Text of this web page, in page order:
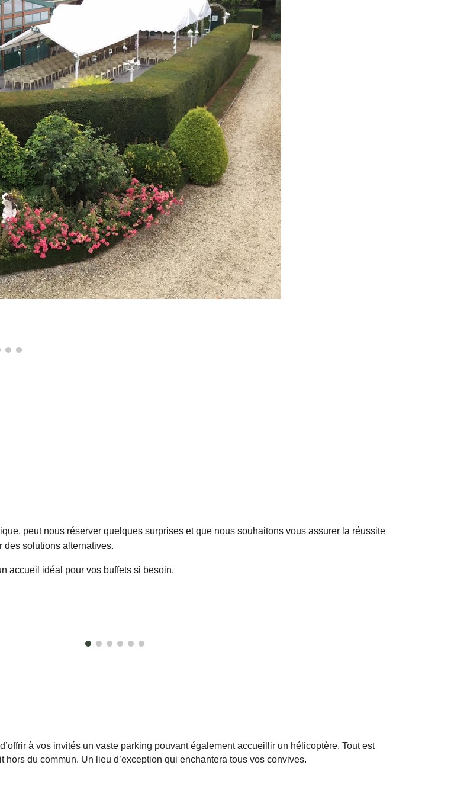
peut nous réserver quelques surprises et que nous souhaitons vous assurer la réussite
des solutions alternatives.
accueil idéal pour vos buffets si besoin.
à vos invités un vaste parking pouvant également accueillir un hélicoptère. Tout est
du commun. Un lieu d’exception qui enchantera tous vos convives.